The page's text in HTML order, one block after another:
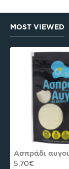
MOST VIEWED
5,70€